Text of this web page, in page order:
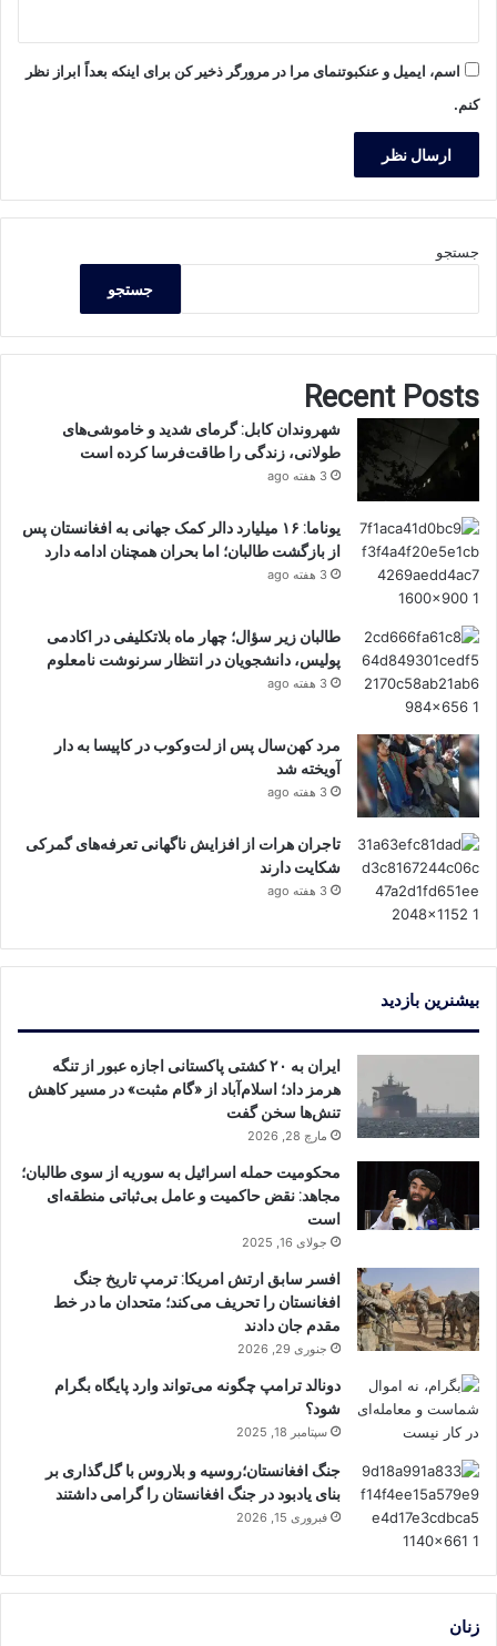
اسم، ایمیل و عنکبوتنمای مرا در مرورگر ذخیر کن برای اینکه بعداً ابراز نظر
کنم.
جستجو
جستجو
Recent Posts
شهروندان کابل: گرمای شدید و خاموشی‌های
طولانی، زندگی را طاقت‌فرسا کرده است
3 هفته ago
یوناما: ۱۶ میلیارد دالر کمک جهانی به افغانستان پس
از بازگشت طالبان؛ اما بحران همچنان ادامه دارد
3 هفته ago
طالبان زیر سؤال؛ چهار ماه بلاتکلیفی در اکادمی
پولیس، دانشجویان در انتظار سرنوشت نامعلوم
3 هفته ago
مرد کهن‌سال پس از لت‌وکوب در کاپیسا به دار
آویخته شد
3 هفته ago
تاجران هرات از افزایش ناگهانی تعرفه‌های گمرکی
شکایت دارند
3 هفته ago
بیشنرین بازدید
ایران به ۲۰ کشتی پاکستانی اجازه عبور از تنگه
هرمز داد؛ اسلام‌آباد از «گام مثبت» در مسیر کاهش
تنش‌ها سخن گفت
مارچ 28, 2026
محکومیت حمله اسرائیل به سوریه از سوی طالبان؛
مجاهد: نقض حاکمیت و عامل بی‌ثباتی منطقه‌ای
است
جولای 16, 2025
افسر سابق ارتش امریکا: ترمپ تاریخ جنگ
افغانستان را تحریف می‌کند؛ متحدان ما در خط
مقدم جان دادند
جنوری 29, 2026
دونالد ترامپ چگونه می‌تواند وارد پایگاه بگرام
شود؟
سپتامبر 18, 2025
جنگ افغانستان؛روسیه و بلاروس با گل‌گذاری بر
بنای یادبود در جنگ افغانستان را گرامی داشتند
فبروری 15, 2026
زنان